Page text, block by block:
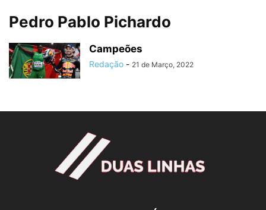
Pedro Pablo Pichardo
Campeões
Redação - 21 de Março, 2022